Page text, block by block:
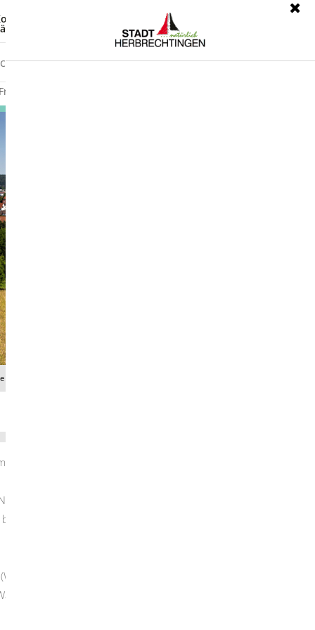
Leichte Sprache
Wärmeplanung / Klimaschutzinitiative
entscheidet am 24.07.2025
einen Förderantrag für eine
die Stadt den ZGB und die RBS
das Wärmepläne für alle Kommunen
nach KlimaG BW haben